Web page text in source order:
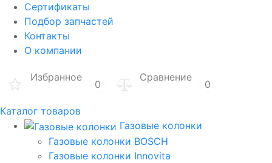
Сертификаты
Подбор запчастей
Контакты
О компании
Избранное
0
Сравнение
0
Каталог товаров
Газовые колонки
Газовые колонки BOSCH
Газовые колонки Innovita